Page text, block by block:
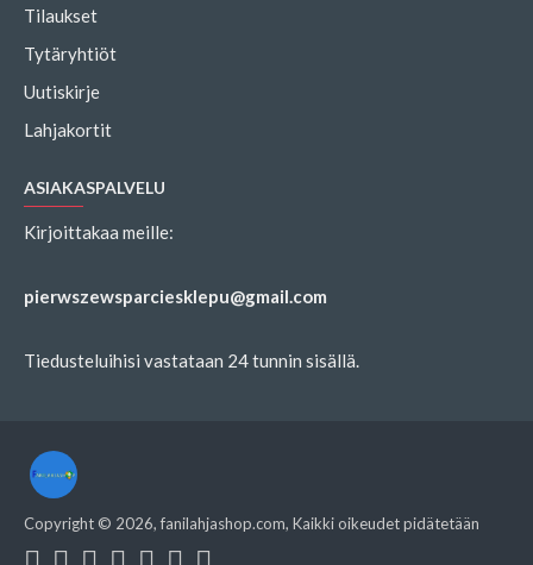
Tilaukset
Tytäryhtiöt
Uutiskirje
Lahjakortit
ASIAKASPALVELU
Kirjoittakaa meille:
pierwszewsparciesklepu@gmail.com
Tiedusteluihisi vastataan 24 tunnin sisällä.
Copyright © 2026, fanilahjashop.com, Kaikki oikeudet pidätetään